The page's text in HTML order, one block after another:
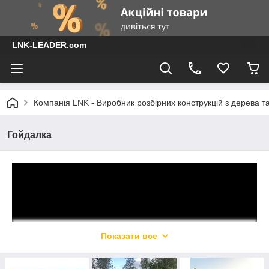
LNK-LEADER.com
Компанія LNK - Виробник розбірних конструкцій з дерева
Гойдалка
Показати все